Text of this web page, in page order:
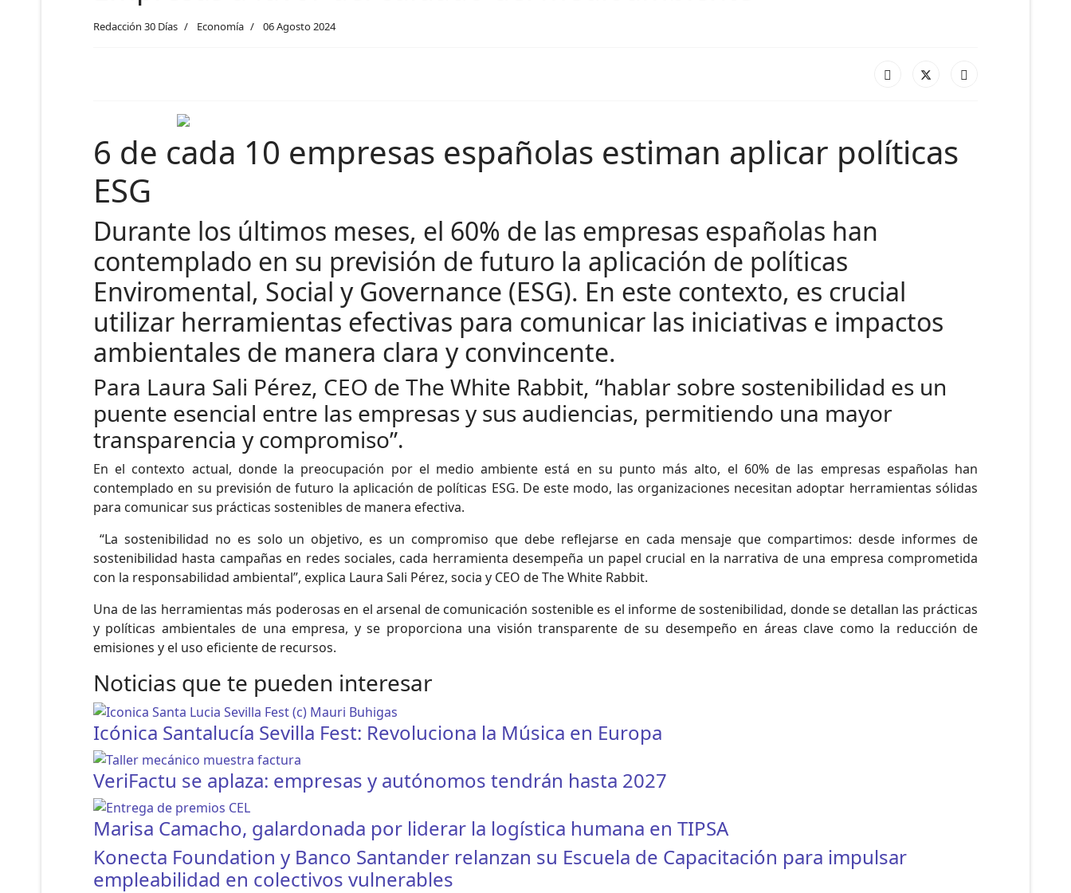
Redacción 30 Días Economía 06 Agosto 2024
6 de cada 10 empresas españolas estiman aplicar políticas
ESG
Durante los últimos meses, el 60% de las empresas españolas han
contemplado en su previsión de futuro la aplicación de políticas
Enviromental, Social y Governance (ESG). En este contexto, es crucial
utilizar herramientas efectivas para comunicar las iniciativas e impactos
ambientales de manera clara y convincente.
Para Laura Sali Pérez, CEO de The White Rabbit, “hablar sobre sostenibilidad es un
puente esencial entre las empresas y sus audiencias, permitiendo una mayor
transparencia y compromiso”.
En el contexto actual, donde la preocupación por el medio ambiente está en su punto más alto, el 60% de las empresas españolas han
contemplado en su previsión de futuro la aplicación de políticas ESG. De este modo, las organizaciones necesitan adoptar herramientas sólidas
para comunicar sus prácticas sostenibles de manera efectiva.
“La sostenibilidad no es solo un objetivo, es un compromiso que debe reflejarse en cada mensaje que compartimos: desde informes de
sostenibilidad hasta campañas en redes sociales, cada herramienta desempeña un papel crucial en la narrativa de una empresa comprometida
con la responsabilidad ambiental”, explica Laura Sali Pérez, socia y CEO de The White Rabbit.
Una de las herramientas más poderosas en el arsenal de comunicación sostenible es el informe de sostenibilidad, donde se detallan las prácticas
y políticas ambientales de una empresa, y se proporciona una visión transparente de su desempeño en áreas clave como la reducción de
emisiones y el uso eficiente de recursos.
Noticias que te pueden interesar
Icónica Santalucía Sevilla Fest: Revoluciona la Música en Europa
VeriFactu se aplaza: empresas y autónomos tendrán hasta 2027
Marisa Camacho, galardonada por liderar la logística humana en TIPSA
Konecta Foundation y Banco Santander relanzan su Escuela de Capacitación para impulsar
empleabilidad en colectivos vulnerables